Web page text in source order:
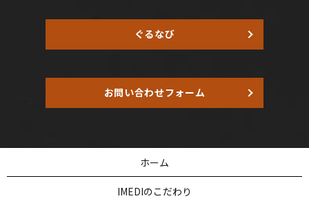
ぐるなび
お問い合わせフォーム
ホーム
IMEDIのこだわり